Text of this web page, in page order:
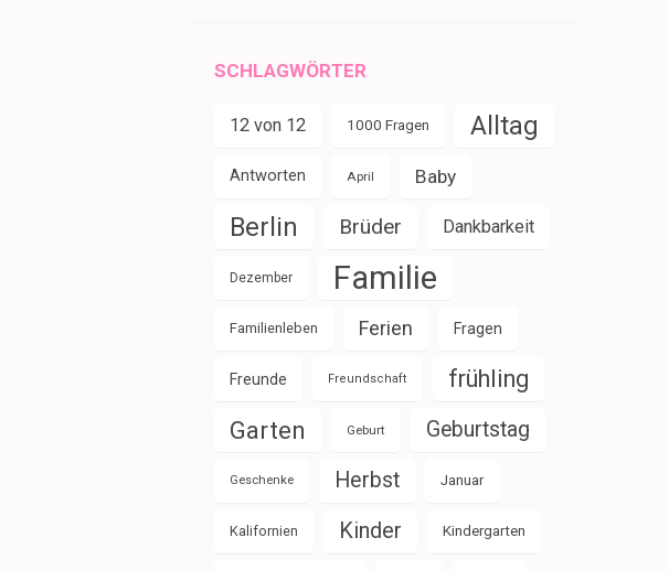
SCHLAGWÖRTER
12 von 12 1000 Fragen Alltag
Antworten April Baby
Berlin Brüder Dankbarkeit
Dezember Familie
Familienleben Ferien Fragen
Freunde Freundschaft frühling
Garten Geburt Geburtstag
Geschenke Herbst Januar
Kalifornien Kinder Kindergarten